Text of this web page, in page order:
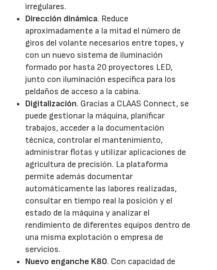
irregulares.
Dirección dinámica. Reduce
aproximadamente a la mitad el número de
giros del volante necesarios entre topes, y
con un nuevo sistema de iluminación
formado por hasta 20 proyectores LED,
junto con iluminación específica para los
peldaños de acceso a la cabina.
Digitalización. Gracias a CLAAS Connect, se
puede gestionar la máquina, planificar
trabajos, acceder a la documentación
técnica, controlar el mantenimiento,
administrar flotas y utilizar aplicaciones de
agricultura de precisión. La plataforma
permite además documentar
automáticamente las labores realizadas,
consultar en tiempo real la posición y el
estado de la máquina y analizar el
rendimiento de diferentes equipos dentro de
una misma explotación o empresa de
servicios.
Nuevo enganche K80. Con capacidad de